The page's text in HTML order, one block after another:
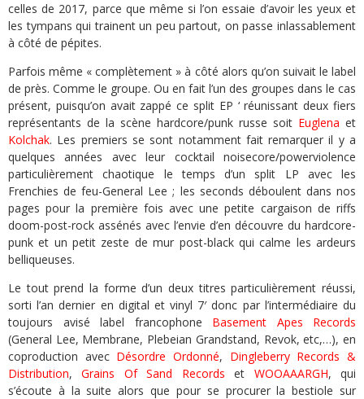
celles de 2017, parce que même si l’on essaie d’avoir les yeux et
les tympans qui trainent un peu partout, on passe inlassablement
à côté de pépites.
Parfois même « complètement » à côté alors qu’on suivait le label
de près. Comme le groupe. Ou en fait l’un des groupes dans le cas
présent, puisqu’on avait zappé ce split EP ‘ réunissant deux fiers
représentants de la scène hardcore/punk russe soit Euglena et
Kolchak. Les premiers se sont notamment fait remarquer il y a
quelques années avec leur cocktail noisecore/powerviolence
particulièrement chaotique le temps d’un split LP avec les
Frenchies de feu-General Lee ; les seconds déboulent dans nos
pages pour la première fois avec une petite cargaison de riffs
doom-post-rock assénés avec l’envie d’en découvre du hardcore-
punk et un petit zeste de mur post-black qui calme les ardeurs
belliqueuses.
Le tout prend la forme d’un deux titres particulièrement réussi,
sorti l’an dernier en digital et vinyl 7′ donc par l’intermédiaire du
toujours avisé label francophone Basement Apes Records
(General Lee, Membrane, Plebeian Grandstand, Revok, etc,…), en
coproduction avec Désordre Ordonné, Dingleberry Records &
Distribution,Grains Of Sand Records et WOOAAARGH, qui
s’écoute à la suite alors que pour se procurer la bestiole sur